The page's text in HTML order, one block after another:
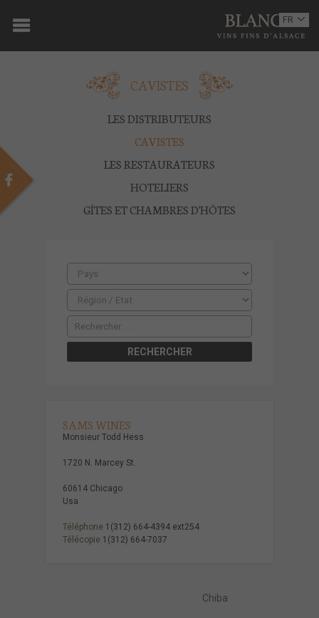
DOMAINE
OENOTOURISME
VINS
BOUTIQUE
MULTIMEDIA
PRESSE
ACTUALITÉS
CONTACT
FR
EN
CAVISTES
LES DISTRIBUTEURS
CAVISTES
LES RESTAURATEURS
HOTELIERS
GÎTES ET CHAMBRES D'HÔTES
SAMS WINES
Monsieur Todd Hess
1720 N. Marcey St.
60614 Chicago
Usa
Téléphone 1(312) 664-4394 ext254
Télécopie 1(312) 664-7037
Chiba